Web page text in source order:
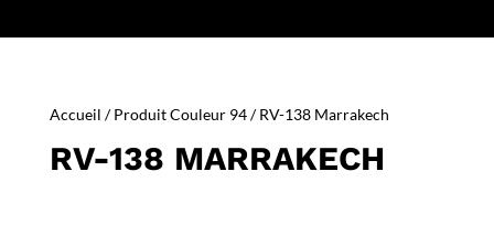
Accueil / Produit Couleur 94 / RV-138 Marrakech
RV-138 MARRAKECH